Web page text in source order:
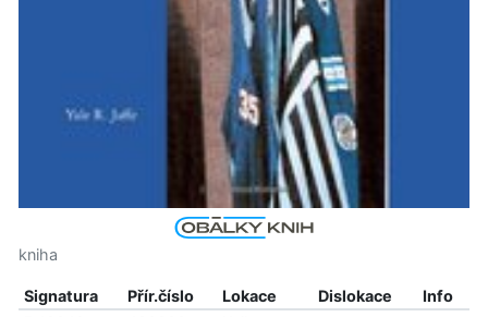
kniha
Signatura Přír.číslo Lokace Dislokace
Info